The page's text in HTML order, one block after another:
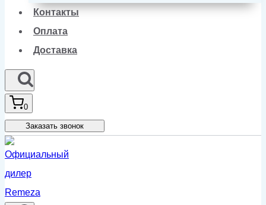
Контакты
Оплата
Доставка
0
Заказать звонок